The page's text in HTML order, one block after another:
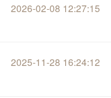
2026-02-08 12:27:15
2025-11-28 16:24:12